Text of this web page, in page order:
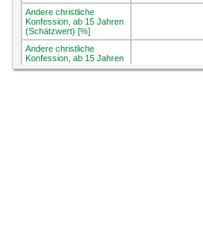
Andere christliche
Konfession, ab 15 Jahren
(Schätzwert) [%]
Andere christliche
Konfession, ab 15 Jahren
(VI unten) [%]